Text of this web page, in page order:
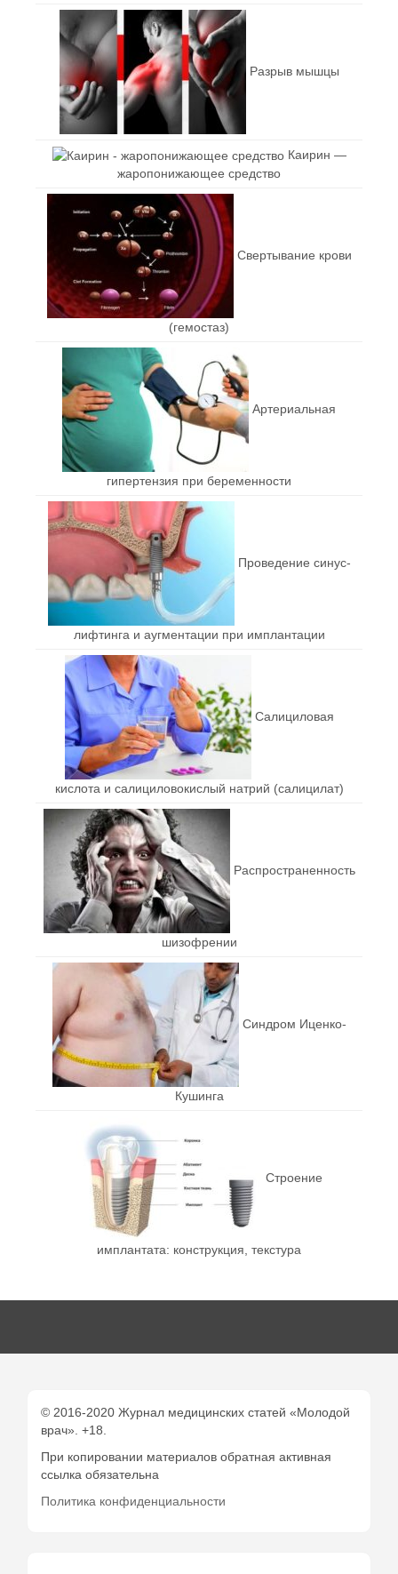
Разрыв мышцы
Каирин —
жаропонижающее средство
Свертывание крови
(гемостаз)
Артериальная
гипертензия при беременности
Проведение синус-
лифтинга и аугментации при имплантации
Салициловая
кислота и салициловокислый натрий (салицилат)
Распространенность
шизофрении
Синдром Иценко-
Кушинга
Строение
имплантата: конструкция, текстура
© 2016-2020 Журнал медицинских статей «Молодой
врач». +18.
При копировании материалов обратная активная
ссылка обязательна
Политика конфиденциальности